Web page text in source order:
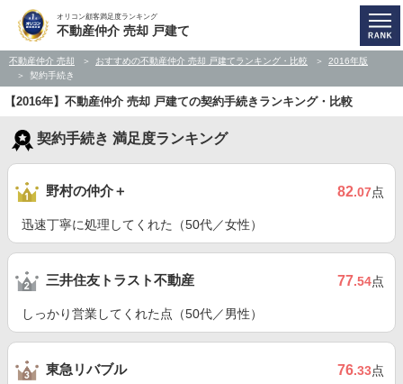
オリコン顧客満足度ランキング
不動産仲介 売却 戸建て
不動産仲介 売却 おすすめの不動産仲介 売却 戸建てランキング・比較
2016年版
契約手続き
【2016年】不動産仲介 売却 戸建ての契約手続きランキング・比較
契約手続き 満足度ランキング
野村の仲介＋ 82.07点
迅速丁寧に処理してくれた（50代／女性）
三井住友トラスト不動産 77.54点
しっかり営業してくれた点（50代／男性）
東急リバブル 76.33点